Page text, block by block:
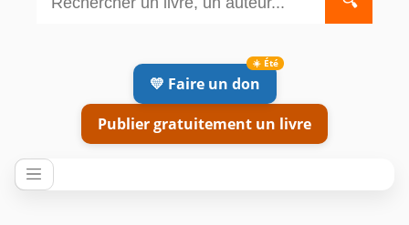
💛 Faire un don
Publier gratuitement un livre